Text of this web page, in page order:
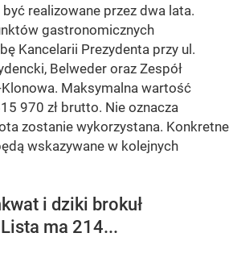
być realizowane przez dwa lata.
gastronomicznych
Kancelarii Prezydenta przy ul.
Belweder oraz Zespół
Maksymalna wartość
970 zł brutto. Nie oznacza
zostanie wykorzystana. Konkretne
wskazywane w kolejnych
i dziki brokuł
ma 214...